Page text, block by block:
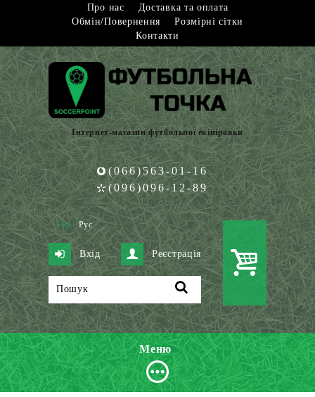
Про нас
Доставка та оплата
Обмін/Повернення
Розмірні сітки
Контакти
Інтернет-магазин футбольної екіпіровки
(066)563-01-16
(096)096-12-89
Укр Рус
Вхід Реєстрація
Меню